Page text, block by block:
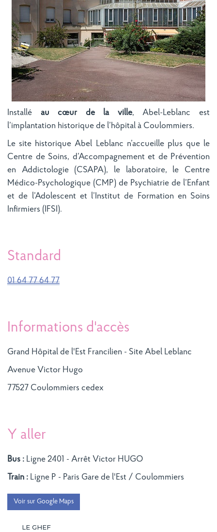
Installé au cœur de la ville, Abel-Leblanc est
l’implantation historique de l’hôpital à Coulommiers.
Le site historique Abel Leblanc n’accueille plus que le
Centre de Soins, d’Accompagnement et de Prévention
en Addictologie (CSAPA), le laboratoire, le Centre
Médico-Psychologique (CMP) de Psychiatrie de l’Enfant
et de l’Adolescent et l’Institut de Formation en Soins
Infirmiers (IFSI).
Standard
01 64 77 64 77
Informations d'accès
Grand Hôpital de l'Est Francilien - Site Abel Leblanc
Avenue Victor Hugo
77527 Coulommiers cedex
Y aller
Bus : Ligne 2401 - Arrêt Victor HUGO
Train : Ligne P - Paris Gare de l'Est / Coulommiers
Voir sur Google Maps
LE GHEF